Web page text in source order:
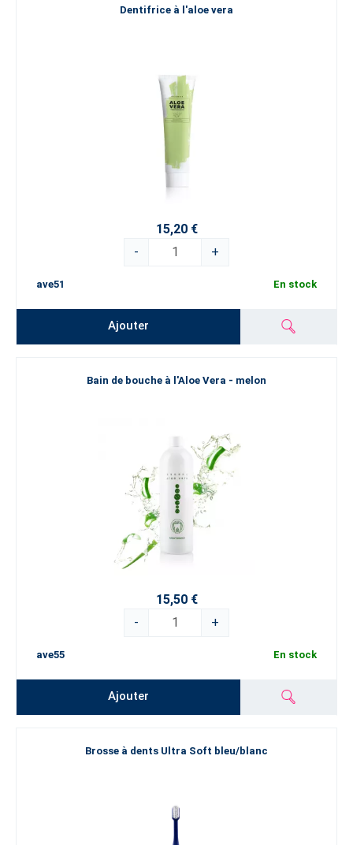
Dentifrice à l'aloe vera
15,20 €
-
+
ave51 En stock
Ajouter
Bain de bouche à l'Aloe Vera - melon
15,50 €
-
+
ave55 En stock
Ajouter
Brosse à dents Ultra Soft bleu/blanc